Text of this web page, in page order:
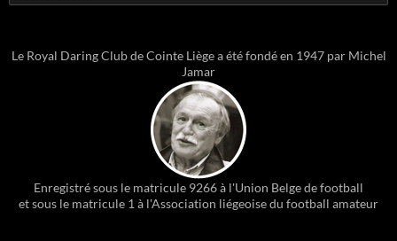
Le Royal Daring Club de Cointe Liège a été fondé en 1947 par Michel
Jamar
Enregistré sous le matricule 9266 à l'Union Belge de football
et sous le matricule 1 à l'Association liégeoise du football amateur